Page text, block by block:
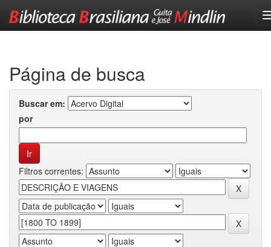
Página de busca
Buscar em:
por
Filtros correntes: